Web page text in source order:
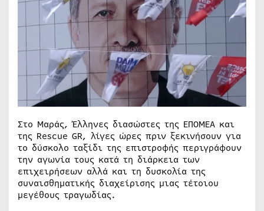
Στο Μαράς, Έλληνες διασώστες της ΕΠΟΜΕΑ και
της Rescue GR, λίγες ώρες πριν ξεκινήσουν για
το δύσκολο ταξίδι της επιστροφής περιγράφουν
την αγωνία τους κατά τη διάρκεια των
επιχειρήσεων αλλά και τη δυσκολία της
συναισθηματικής διαχείρισης μιας τέτοιου
μεγέθους τραγωδίας.